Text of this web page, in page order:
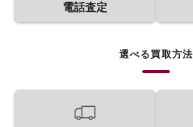
電話査定
選べる買取方法